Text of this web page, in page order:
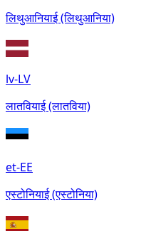
लिथुआनियाई (लिथुआनिया)
lv-LV
लातवियाई (लातविया)
et-EE
एस्टोनियाई (एस्टोनिया)